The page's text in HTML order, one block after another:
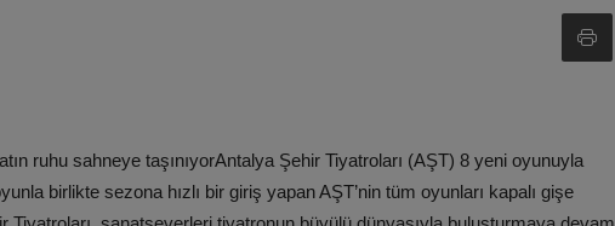
ruhu sahneye taşınıyorAntalya Şehir Tiyatroları (AŞT) 8 yeni oyunuyla
birlikte sezona hızlı bir giriş yapan AŞT’nin tüm oyunları kapalı gişe